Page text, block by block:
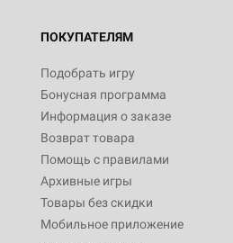
ПОКУПАТЕЛЯМ
Подобрать игру
Бонусная программа
Информация о заказе
Возврат товара
Помощь с правилами
Архивные игры
Товары без скидки
Мобильное приложение